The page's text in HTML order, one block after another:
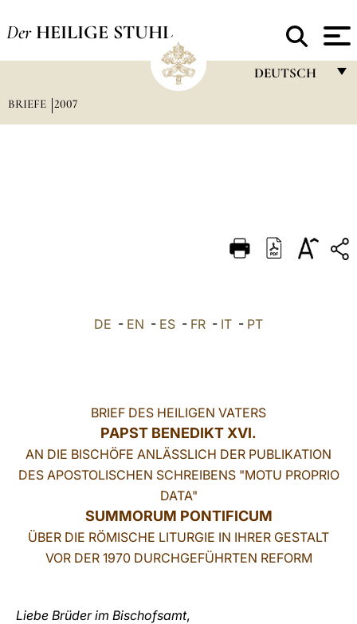
Der HEILIGE STUHL
DEUTSCH
DEUTSCH
العربيّة
BRIEFE 2007
DE - EN - ES - FR - IT - PT
BRIEF DES HEILIGEN VATERS
PAPST BENEDIKT XVI.
AN DIE BISCHÖFE ANLÄSSLICH DER PUBLIKATION
DES APOSTOLISCHEN SCHREIBENS "MOTU PROPRIO
DATA"
SUMMORUM PONTIFICUM
ÜBER DIE RÖMISCHE LITURGIE IN IHRER GESTALT
VOR DER 1970 DURCHGEFÜHRTEN REFORM
Liebe Brüder im Bischofsamt,